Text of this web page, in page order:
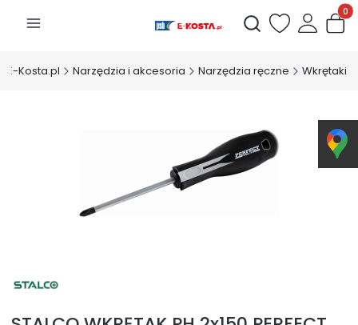
Otwórz wyszukiwarkę
E-Kosta.pl Narzędzia i akcesoria Narzędzia ręczne Wkrętaki